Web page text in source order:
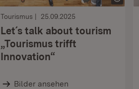
Tourismus 25.09.2025
Let´s talk about tourism
„Tourismus trifft
Innovation“
Bilder ansehen